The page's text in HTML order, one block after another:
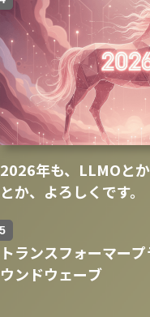
2026年も、LLMOと
とか、よろしくです。
トランスフォーマー
ウンドウェーブ